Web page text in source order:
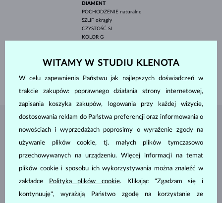
DIAMENT
POCHODZENIE naturalne
SZLIF okrągły
CZYSTOŚĆ SI
KOLOR G
2.30 mm
WAGA 2.50 g
BIŻUTERIA ZATELIER KLENOTA
WITAMY W STUDIU KLENOTA
W celu zapewnienia Państwu jak najlepszych doświadczeń w
trakcie zakupów: poprawnego działania strony internetowej,
zapisania koszyka zakupów, logowania przy każdej wizycie,
dostosowania reklam do Państwa preferencji oraz informowania o
nowościach i wyprzedażach poprosimy o wyrażenie zgody na
używanie plików cookie, tj. małych plików tymczasowo
przechowywanych na urządzeniu. Więcej informacji na temat
plików cookie i sposobu ich wykorzystywania można znaleźć w
zakładce
Polityka plików cookie. Klikając "Zgadzam się i
kontynuuję", wyrażają Państwo zgodę na korzystanie ze